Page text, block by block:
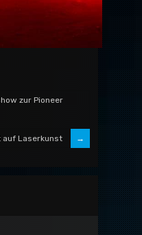
zur Pioneer
auf Laserkunst